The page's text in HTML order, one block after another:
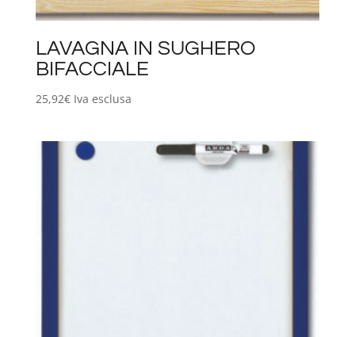
LAVAGNA IN SUGHERO
BIFACCIALE
25,92€ Iva esclusa